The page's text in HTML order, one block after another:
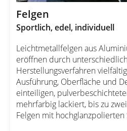
Felgen
Sportlich, edel, individuell
Leichtmetallfelgen aus
eröffnen durch
Herstellungsverfahren
Ausführung, Oberfläche und
einteiligen,
mehrfarbig lackiert, bis zu
Felgen mit hochglanzpolierten